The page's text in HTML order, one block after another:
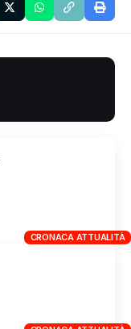
CRONACA ATTUALITÀ